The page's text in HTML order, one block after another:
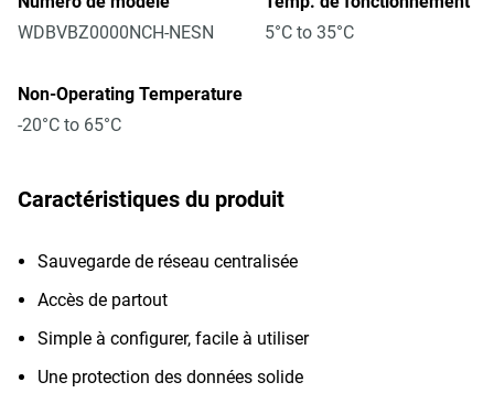
WDBVBZ0000NCH-NESN
5°C to 35°C
Non-Operating Temperature
-20°C to 65°C
Caractéristiques du produit
Sauvegarde de réseau centralisée
Accès de partout
Simple à configurer, facile à utiliser
Une protection des données solide